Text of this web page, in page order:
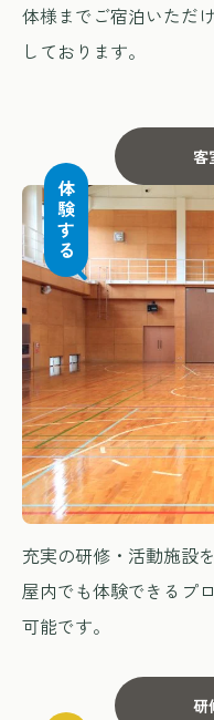
体様までご宿泊いただ
しております。
客
体験する
充実の研修・活動施設
屋内でも体験できるプ
可能です。
研